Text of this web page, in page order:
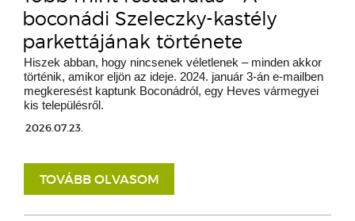
boconádi Szeleczky-kastély
parkettájának története
Hiszek abban, hogy nincsenek véletlenek – minden akkor
történik, amikor eljön az ideje. 2024. január 3-án e-mailben
megkeresést kaptunk Boconádról, egy Heves vármegyei
kis településről.
2026.07.23.
TOVÁBB OLVASOM